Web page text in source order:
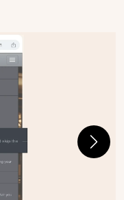
Next